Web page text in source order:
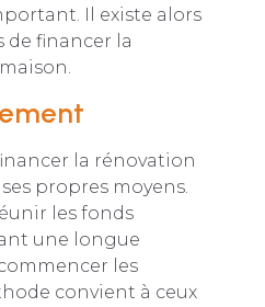
Il existe alors
de financer la
la rénovation
propres moyens.
les fonds
une longue
les
convient à ceux